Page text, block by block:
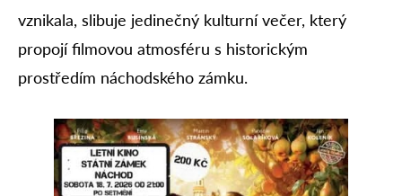
vznikala, slibuje jedinečný kulturní večer, který
propojí filmovou atmosféru s historickým
prostředím náchodského zámku.